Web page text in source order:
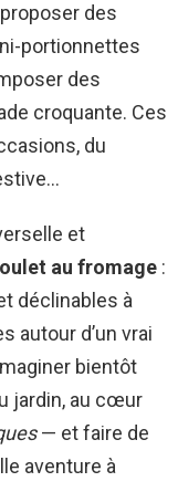
des
portionnettes
des
croquante. Ces
du
et
au fromage :
déclinables à
autour d’un vrai
bientôt
jardin, au cœur
— et faire de
aventure à